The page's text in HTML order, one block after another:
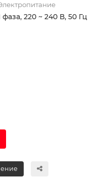
фаза, 220 ~ 240 В, 50 Гц